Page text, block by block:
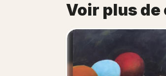
Voir plus